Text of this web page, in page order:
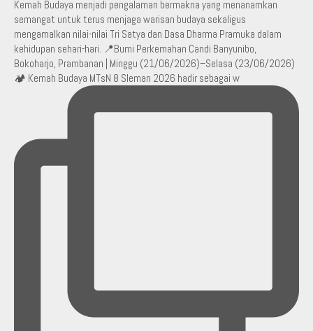
🏕️ Kemah Budaya MTsN 8 Sleman 2026 hadir sebagai w